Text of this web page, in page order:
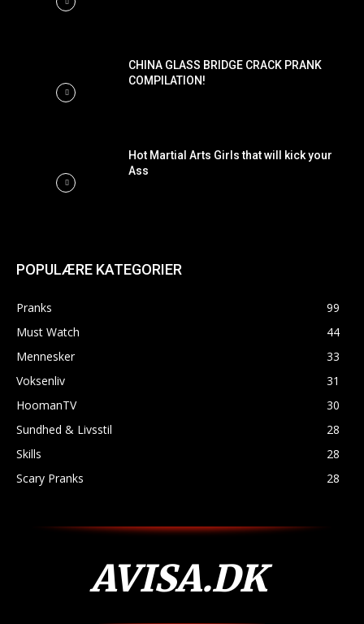
CHINA GLASS BRIDGE CRACK PRANK
COMPILATION!
Hot Martial Arts Girls that will kick your
Ass
POPULÆRE KATEGORIER
Pranks
99
Must Watch
44
Mennesker
33
Voksenliv
31
HoomanTV
30
Sundhed & Livsstil
28
Skills
28
Scary Pranks
28
AVISA.DK